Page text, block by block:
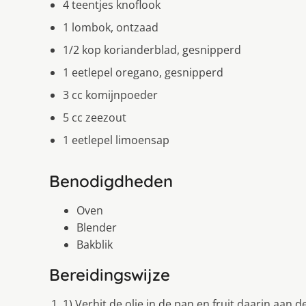
4 teentjes knoflook
1 lombok, ontzaad
1/2 kop korianderblad, gesnipperd
1 eetlepel oregano, gesnipperd
3 cc komijnpoeder
5 cc zeezout
1 eetlepel limoensap
Benodigdheden
Oven
Blender
Bakblik
Bereidingswijze